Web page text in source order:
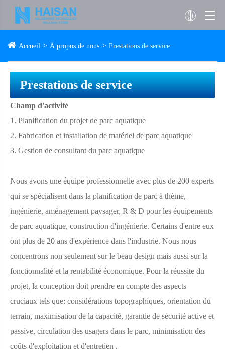
Accueil À propos de nous Prestations de service
Prestations de service
Champ d'activité
1. Planification du projet de parc aquatique
2. Fabrication et installation de matériel de parc aquatique
3. Gestion de consultant du parc aquatique
Nous avons une équipe professionnelle avec plus de 200 experts
qui se spécialisent dans la planification de parc à thème,
ingénierie, aménagement paysager, R & D pour les équipements
de parc aquatique, construction d'ingénierie. Certains d'entre eux
ont plus de 20 ans d'expérience dans l'industrie. Nous nous
concentrons non seulement sur le beau design mais aussi sur la
fonctionnalité et la rentabilité économique. Pour la réussite du
projet, la conception doit prendre en compte des aspects
cruciaux tels que: considérations topographiques, orientation du
terrain, maximisation de la capacité, garantie de sécurité active et
passive, circulation des usagers dans le parc, minimisation des
coûts d'exploitation et d'entretien .